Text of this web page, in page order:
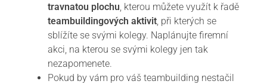
travnatou plochu, kterou můžete využít k řadě
teambuildingových aktivit, při kterých se
sblížíte se svými kolegy. Naplánujte firemní
akci, na kterou se svými kolegy jen tak
nezapomenete.
Pokud by vám pro váš teambuilding nestačil